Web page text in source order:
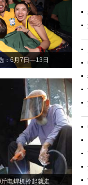
：6月7日—13日
电焊机拎起就走